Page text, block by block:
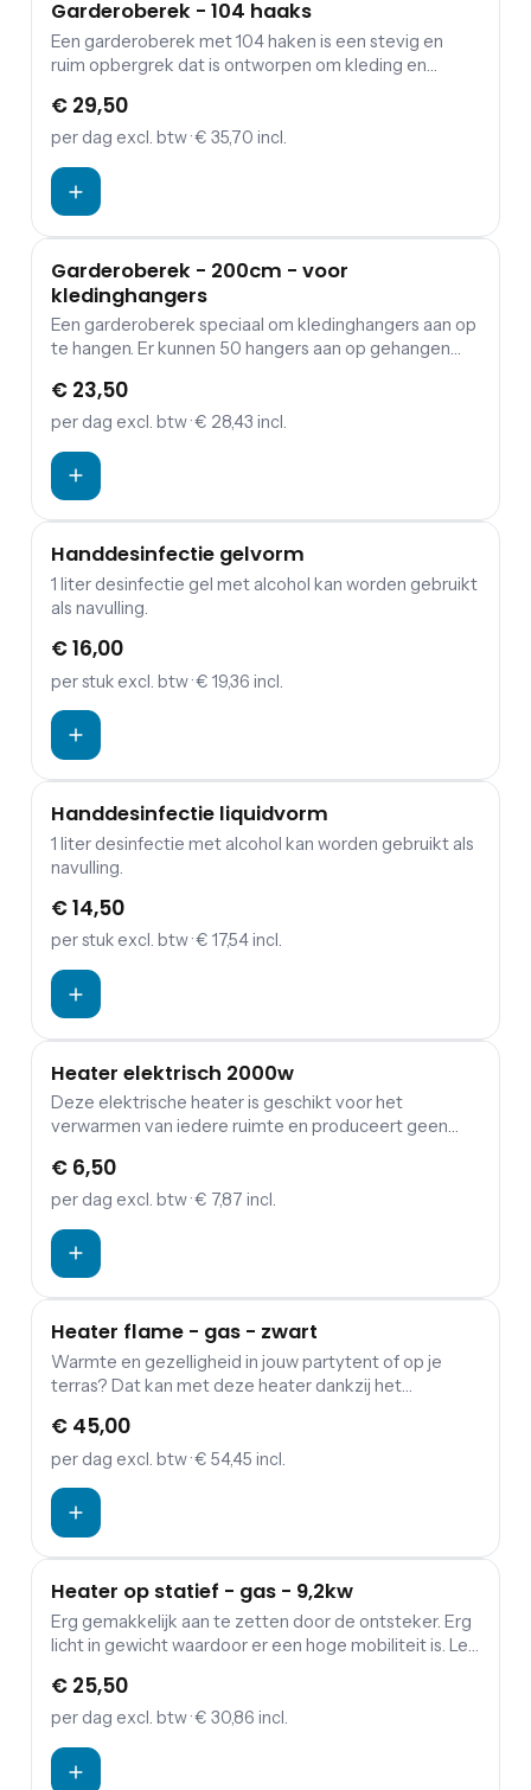
Garderoberek - 104 haaks
Een garderoberek met 104 haken is een stevig en
ruim opbergrek dat is ontworpen om kleding en
wat betekent dat het genoeg ruimte biedt om een
grote hoeveelheid kleding op te hangen. De haken
voor het ophangen van verschillende soorten kleding,
van jassen en tassen tot sjaals en hoeden. De meeste
zijn. Ze kunnen worden gebruikt in verschillende
omgevingen, zoals in een winkel, een feestzaal of een
kleedkamer. Daarnaast is deze uitvoering ook nog
verrijdbaar en kan worden vastgezet op de remmen.
€ 29,50
per dag excl. btw· € 35,70 incl.
Garderoberek - 200cm - voor
kledinghangers
Een garderoberek speciaal om kledinghangers aan op
te hangen. Er kunnen 50 hangers aan op gehangen
€ 23,50
per dag excl. btw· € 28,43 incl.
Handdesinfectie gelvorm
1 liter desinfectie gel met alcohol kan worden gebruikt
als navulling.
€ 16,00
per stuk excl. btw· € 19,36 incl.
Handdesinfectie liquidvorm
1 liter desinfectie met alcohol kan worden gebruikt als
navulling.
€ 14,50
per stuk excl. btw· € 17,54 incl.
Heater elektrisch 2000w
Deze elektrische heater is geschikt voor het
verwarmen van iedere ruimte en produceert geen
€ 6,50
per dag excl. btw· € 7,87 incl.
Heater flame - gas - zwart
Warmte en gezelligheid in jouw partytent of op je
terras? Dat kan met deze heater dankzij het
voor het verwarmen van ieder terras of partytent. Let
op: De BBQ is eenvoudig aan te sluiten op een
€ 45,00
per dag excl. btw· € 54,45 incl.
Heater op statief - gas - 9,2kw
Erg gemakkelijk aan te zetten door de ontsteker. Erg
licht in gewicht waardoor er een hoge mobiliteit is. Let
gasfles. Echter, de gasflessen dien je los te bestellen.
€ 25,50
per dag excl. btw· € 30,86 incl.